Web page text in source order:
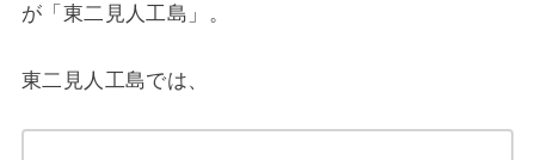
が「東二見人工島」。
東二見人工島では、